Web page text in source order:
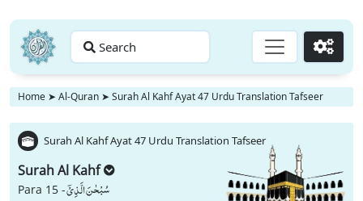
Search Go
Home ➤ Al-Quran ➤ Surah Al Kahf Ayat 47 Urdu Translation Tafseer
Surah Al Kahf Ayat 47 Urdu Translation Tafseer
Surah Al Kahf
Para 15 -سُبْحٰنَ الَّذِیْۤ